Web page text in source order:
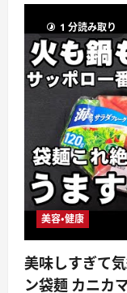
1 分読み取り
美容・健康
美味しすぎて
ン袋麺 カニカ